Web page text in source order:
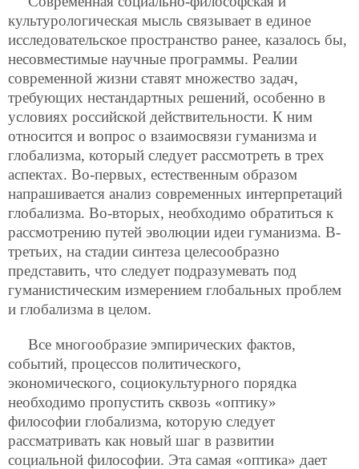
культурологическая мысль связывает в единое
исследовательское пространство ранее, казалось бы,
несовместимые научные программы. Реалии
современной жизни ставят множество задач,
требующих нестандартных решений, особенно в
условиях российской действительности. К ним
относится и вопрос о взаимосвязи гуманизма и
глобализма, который следует рассмотреть в трех
аспектах. Во-первых, естественным образом
напрашивается анализ современных интерпретаций
глобализма. Во-вторых, необходимо обратиться к
рассмотрению путей эволюции идеи гуманизма. В-
третьих, на стадии синтеза целесообразно
представить, что следует подразумевать под
гуманистическим измерением глобальных проблем
и глобализма в целом.
Все многообразие эмпирических фактов,
событий, процессов политического,
экономического, социокультурного порядка
необходимо пропустить сквозь «оптику»
философии глобализма, которую следует
рассматривать как новый шаг в развитии
социальной философии. Эта самая «оптика» дает